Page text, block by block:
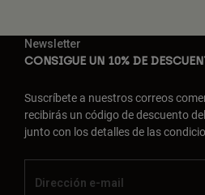
Newsletter
CONSIGUE UN 10% DE
Suscríbete a nuestros correos
recibirás un código de descuento
junto con los detalles de las